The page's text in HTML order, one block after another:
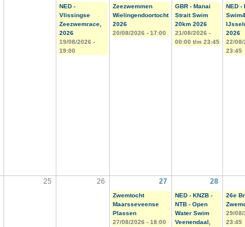
NED -
Vlissingse
Zeezwemrace,
2026
19/08/2026 -
19:00
Zeezwemmen
Wielingendoortocht
2026
20/08/2026 - 17:00
GBR - Manai
Strait Swim
20km 2026
21/08/2026 -
00:00 t/m 23:45
NED -
2026
22/08/
23:45
25 26 27 28
Zwemtocht
Maarsseveense
Plassen
27/08/2026 - 18:00
NED - KNZB -
NTB - Open
Water Swim
Veenendaal,
26e
29/08/
23:45